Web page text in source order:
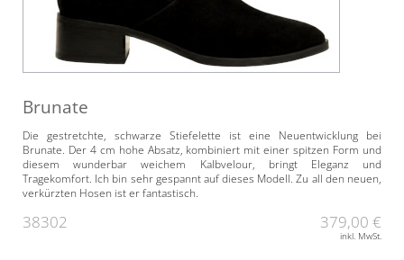
Brunate
Die gestretchte, schwarze Stiefelette ist eine Neuentwicklung bei
Brunate. Der 4 cm hohe Absatz, kombiniert mit einer spitzen Form und
diesem wunderbar weichem Kalbvelour, bringt Eleganz und
Tragekomfort. Ich bin sehr gespannt auf dieses Modell. Zu all den neuen,
verkürzten Hosen ist er fantastisch.
38302 379,00 €
inkl. MwSt.